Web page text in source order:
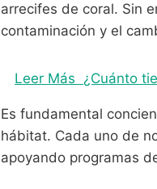
arrecifes de coral. Sin
contaminación y el
Leer Más ¿Cuánto
Es fundamental
hábitat. Cada uno de
apoyando programas